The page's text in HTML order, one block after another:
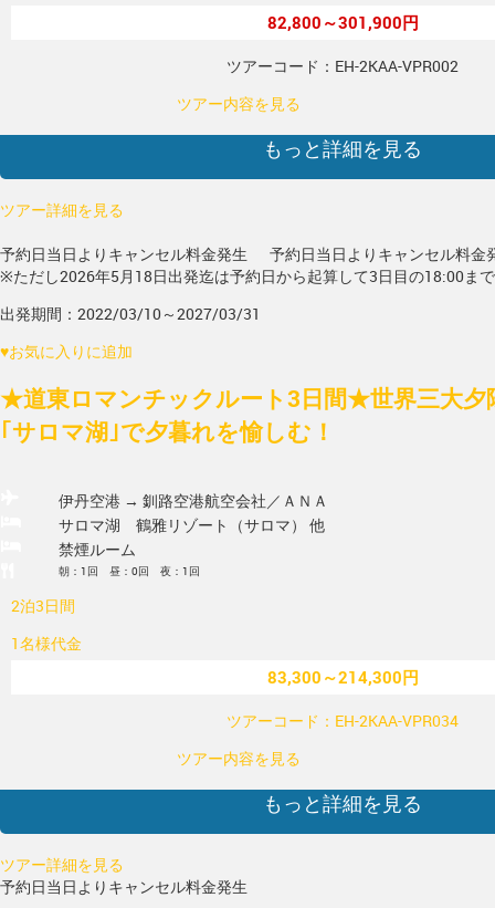
82,800～301,900円
ツアーコード：EH-2KAA-VPR002
ツアー内容を見る
もっと詳細を見る
ツアー詳細を見る
予約日当日よりキャンセル料金発生
予約日当日よりキャンセル料金
※ただし2026年5月18日出発迄は予約日から起算して3日目の18:00ま
出発期間：2022/03/10～2027/03/31
♥お気に入りに追加
★道東ロマンチックルート3日間★世界三大夕
｢サロマ湖｣で夕暮れを愉しむ！
伊丹空港 → 釧路空港航空会社／ＡＮＡ
サロマ湖 鶴雅リゾート（サロマ） 他
禁煙ルーム
朝：1回 昼：0回 夜：1回
2泊3日間
1名様代金
83,300～214,300円
ツアーコード：EH-2KAA-VPR034
ツアー内容を見る
もっと詳細を見る
ツアー詳細を見る
予約日当日よりキャンセル料金発生